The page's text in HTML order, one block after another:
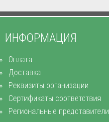
ИНФОРМАЦИЯ
Оплата
Доставка
Реквизиты организации
Сертификаты соответствия
Региональные представители